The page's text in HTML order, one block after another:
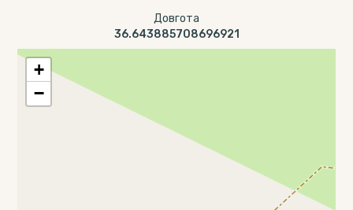
Довгота
36.643885708696921
+
−